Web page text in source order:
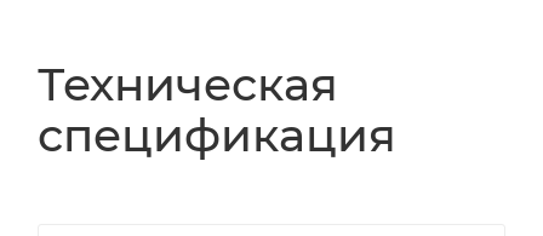
Техническая
спецификация